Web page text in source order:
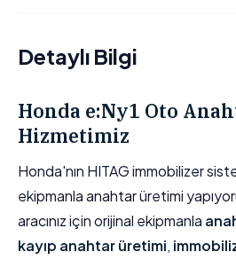
Detaylı Bilgi
Honda e:Ny1 Oto
Hizmetimiz
Honda'nın HITAG immobilizer
ekipmanla anahtar üretimi
aracınız için orijinal ekipmanla
kayıp anahtar üretimi,